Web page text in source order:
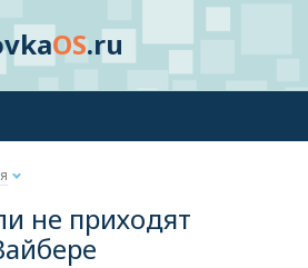
OS.ru
не приходят